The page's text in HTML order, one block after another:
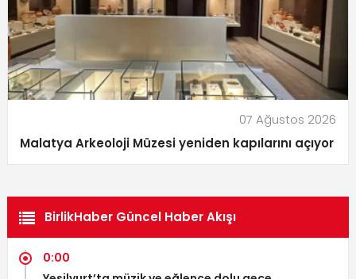
07 Ağustos 2026
Malatya Arkeoloji Müzesi yeniden kapılarını açıyor
BirlikHaber Güncel Haber Akışı
0:00